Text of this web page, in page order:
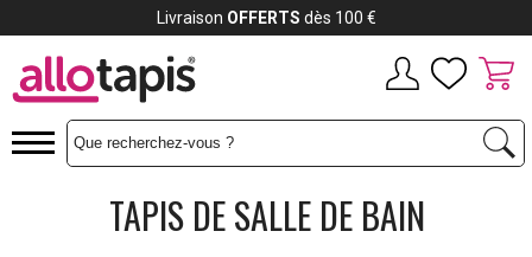
TAPIS DE SALLE DE BAIN
Livraison OFFERTS dès 100 €